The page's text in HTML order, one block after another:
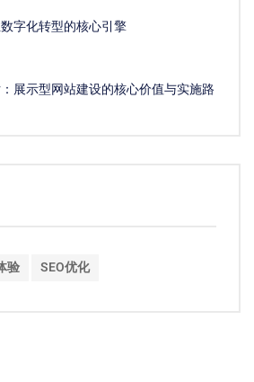
字化转型的核心引擎
展示型网站建设的核心价值与实施路
验 SEO优化